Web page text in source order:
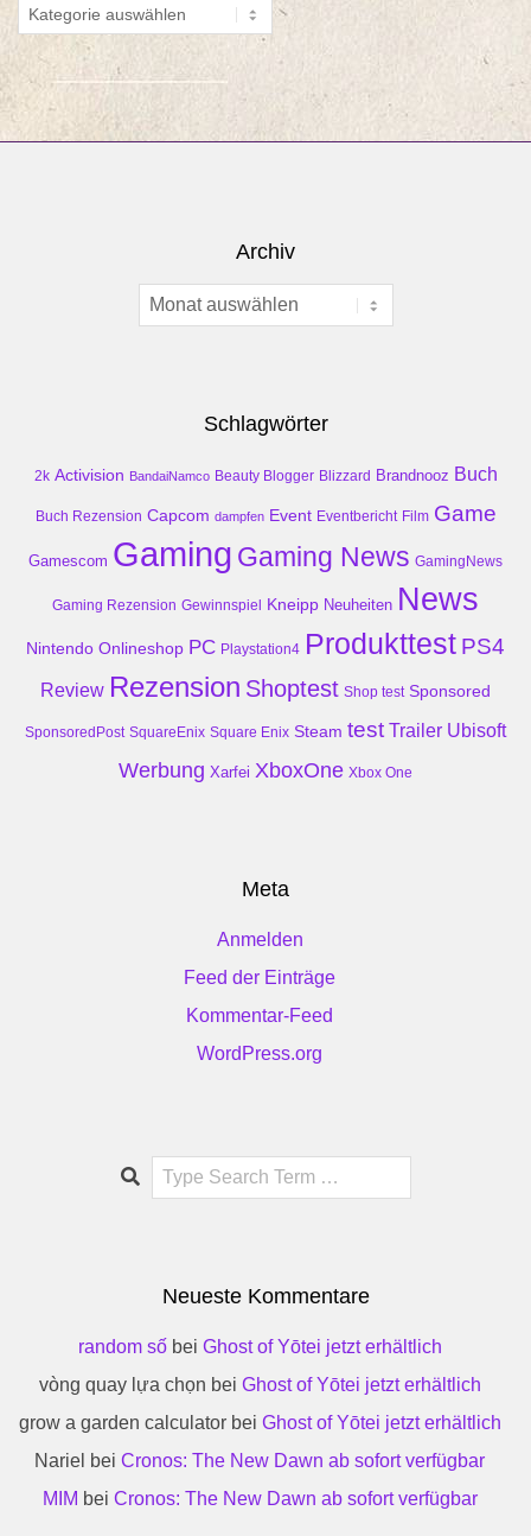
Kategorien
Archiv
Archiv
Schlagwörter
2k Activision BandaiNamco Beauty Blogger Blizzard Brandnooz Buch
Buch Rezension Capcom dampfen Event Eventbericht Film Game
Gamescom Gaming Gaming News GamingNews
Gaming Rezension Gewinnspiel Kneipp Neuheiten News
Nintendo Onlineshop PC Playstation4 Produkttest PS4
Review Rezension Shoptest Shop test Sponsored
SponsoredPost SquareEnix Square Enix Steam test Trailer Ubisoft
Werbung Xarfei XboxOne Xbox One
Meta
Anmelden
Feed der Einträge
Kommentar-Feed
WordPress.org
Search
Neueste Kommentare
random sốbei Ghost of Yōtei jetzt erhältlich
vòng quay lựa chọn bei Ghost of Yōtei jetzt erhältlich
grow a garden calculatorbei Ghost of Yōtei jetzt erhältlich
Nariel bei Cronos: The New Dawn ab sofort verfügbar
MIM bei Cronos: The New Dawn ab sofort verfügbar